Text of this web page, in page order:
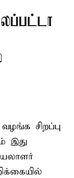
சிறப்பு
இது